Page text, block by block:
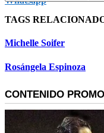
TAGS
Michelle Soifer
Rosángela Espinoza